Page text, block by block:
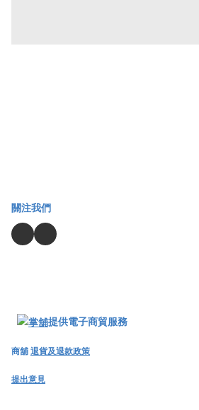
關注我們
提供電子商貿服務
商舖退貨及退款政策
提出意見